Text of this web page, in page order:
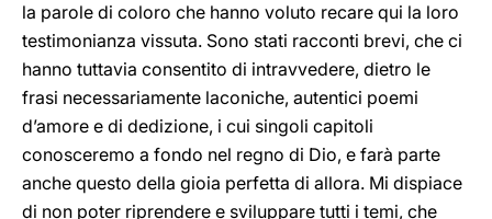
la parole di coloro che hanno voluto recare qui la loro
testimonianza vissuta. Sono stati racconti brevi, che ci
hanno tuttavia consentito di intravvedere, dietro le
frasi necessariamente laconiche, autentici poemi
d’amore e di dedizione, i cui singoli capitoli
conosceremo a fondo nel regno di Dio, e farà parte
anche questo della gioia perfetta di allora. Mi dispiace
di non poter riprendere e sviluppare tutti i temi, che